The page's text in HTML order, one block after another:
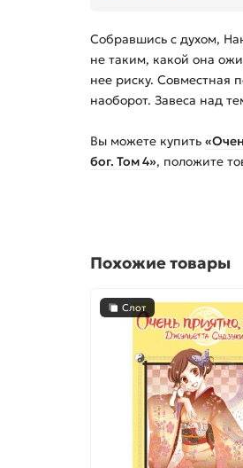
Собравшись с духом,
не таким, какой она
нее риску. Совместная
наоборот. Завеса над
Вы можете купить
бог. Том 4», положите
Похожие товары
Слот